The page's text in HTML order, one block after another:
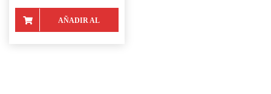
AÑADIR AL